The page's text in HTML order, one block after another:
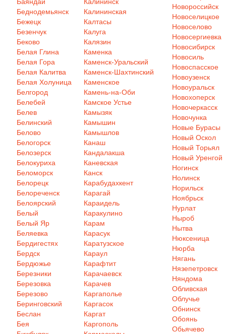
Беднодемьянск
Бежецк
Безенчук
Беково
Белая Глина
Белая Гора
Белая Калитва
Белая Холуница
Белгород
Белебей
Белев
Белинский
Белово
Белогорск
Белозерск
Белокуриха
Беломорск
Белорецк
Белореченск
Белоярский
Белый
Белый Яр
Беляевка
Бердигестях
Бердск
Бердюжье
Березники
Березовка
Березово
Беринговский
Беслан
Бея
Калининская
Калтасы
Калуга
Калязин
Каменка
Каменск-Уральский
Каменск-Шахтинский
Каменское
Камень-на-Оби
Камское Устье
Камызяк
Камышин
Камышлов
Канаш
Кандалакша
Каневская
Канск
Карабудахкент
Карагай
Караидель
Каракулино
Карам
Карасук
Каратузское
Караул
Карафтит
Карачаевск
Карачев
Каргаполье
Каргасок
Каргат
Каргополь
Новороссийск
Новоселицкое
Новоселово
Новосергиевка
Новосибирск
Новосиль
Новоспасское
Новоузенск
Новоуральск
Новохоперск
Новочеркасск
Новочунка
Новые Бурасы
Новый Оскол
Новый Торьял
Новый Уренгой
Ногинск
Нолинск
Норильск
Ноябрьск
Нурлат
Ныроб
Нытва
Нюксеница
Нюрба
Нягань
Нязепетровск
Няндома
Обливская
Облучье
Обнинск
Обоянь
Обьячево